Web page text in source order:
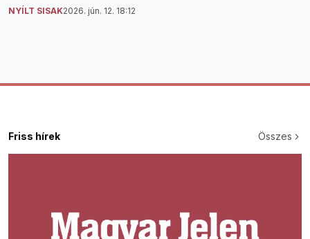
NYÍLT SISAK2026. jún. 12. 18:12
Friss hírek Összes